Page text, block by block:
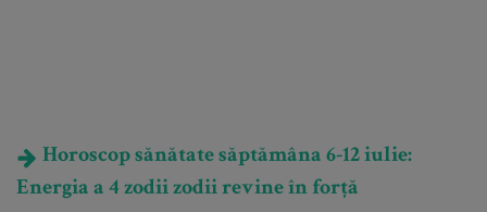
Horoscop sănătate săptămâna 6-12 iulie:
Energia a 4 zodii zodii revine în forță